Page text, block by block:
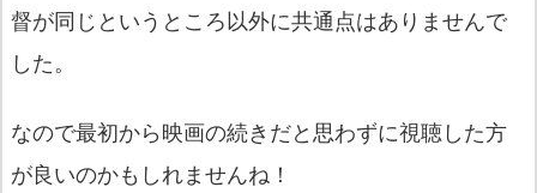
督が同じというところ以外に共通点はありませんで
した。
なので最初から映画の続きだと思わずに視聴した方
が良いのかもしれませんね！